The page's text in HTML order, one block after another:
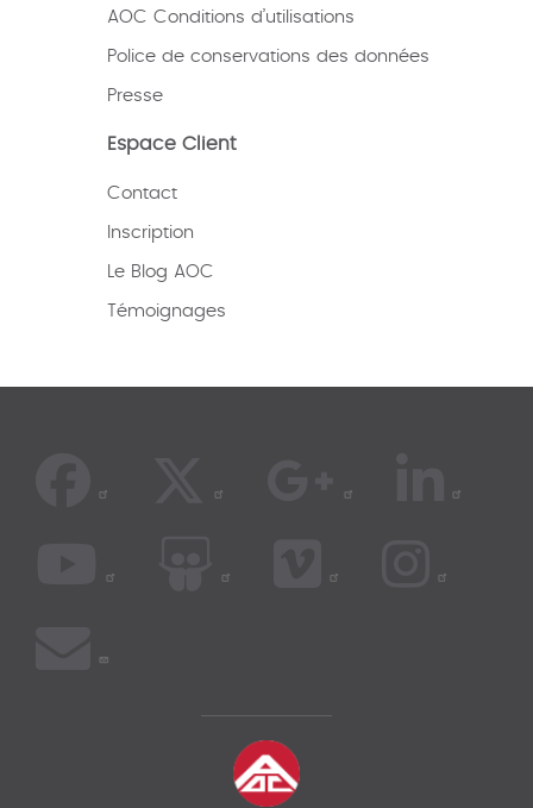
AOC Conditions d’utilisations
Police de conservations des données
Presse
Espace Client
Contact
Inscription
Le Blog AOC
Témoignages